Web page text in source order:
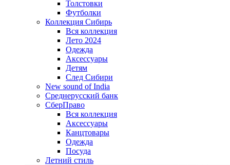
Толстовки
Футболки
Коллекция Сибирь
Вся коллекция
Лето 2024
Одежда
Аксессуары
Детям
След Сибири
New sound of India
Среднерусский банк
СберПраво
Вся коллекция
Аксессуары
Канцтовары
Одежда
Посуда
Летний стиль